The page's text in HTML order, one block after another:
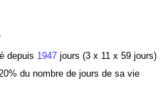
depuis 1947jours (3 x 11 x 59 jours)
% du nombre de jours de sa vie